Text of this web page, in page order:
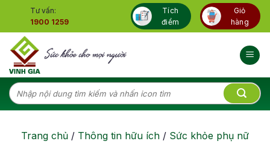
content
Tư vấn:
1900 1259
Tích
điểm
Giỏ
hàng
Tìm
kiếm:
Trang chủ / Thông tin hữu ích / Sức khỏe phụ nữ